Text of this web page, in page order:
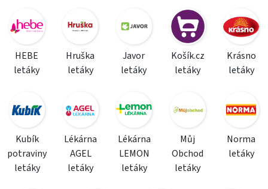
HEBE
letáky
Hruška
letáky
Javor
letáky
Košík.cz
letáky
Krásno
letáky
Kubík
potraviny
letáky
Lékárna
AGEL
letáky
Lékárna
LEMON
letáky
Můj
Obchod
letáky
Norma
letáky